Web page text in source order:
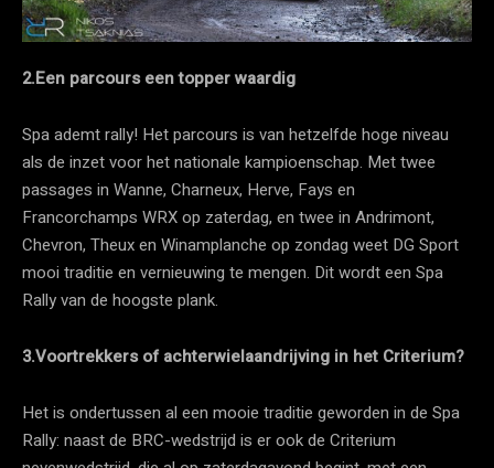
2.Een parcours een topper waardig
Spa ademt rally! Het parcours is van hetzelfde hoge niveau
als de inzet voor het nationale kampioenschap. Met twee
passages in Wanne, Charneux, Herve, Fays en
Francorchamps WRX op zaterdag, en twee in Andrimont,
Chevron, Theux en Winamplanche op zondag weet DG Sport
mooi traditie en vernieuwing te mengen. Dit wordt een Spa
Rally van de hoogste plank.
3.Voortrekkers of achterwielaandrijving in het Criterium?
Het is ondertussen al een mooie traditie geworden in de Spa
Rally: naast de BRC-wedstrijd is er ook de Criterium